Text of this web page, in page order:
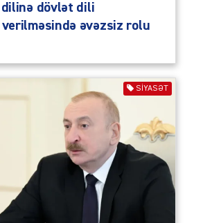
dilinə dövlət dili
əvəzsiz rolu
SIYASƏT